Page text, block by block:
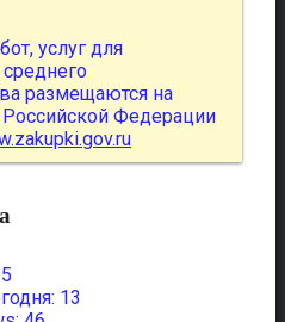
услуг для
размещаются на
Федерации
13